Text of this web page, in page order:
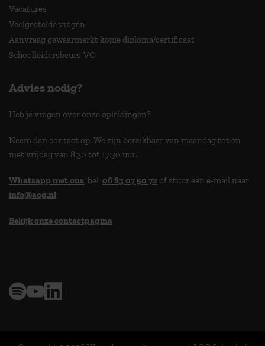
Vacatures
Veelgestelde vragen
Aanvraag gewaarmerkt kopie diploma/certificaat
Schoolleidersbeurs-VO
Advies nodig?
Heb je vragen over onze opleidingen?
Neem dan contact op. We zijn bereikbaar van maandag tot en
met vrijdag van 8:30 tot 17:30 uur.
Whatsapp met ons, bel 06 83 07 50 72 of stuur een e-mail naar
info@aog.nl
Bekijk onze contactpagina